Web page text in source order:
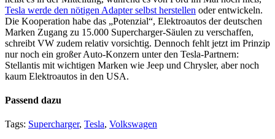
Tesla werde den nötigen Adapter selbst herstellen oder entwickeln.
Die Kooperation habe das „Potenzial“, Elektroautos der deutschen
Marken Zugang zu 15.000 Supercharger-Säulen zu verschaffen,
schreibt VW zudem relativ vorsichtig. Dennoch fehlt jetzt im Prinzip
nur noch ein großer Auto-Konzern unter den Tesla-Partnern:
Stellantis mit wichtigen Marken wie Jeep und Chrysler, aber noch
kaum Elektroautos in den USA.
Passend dazu
Tags: Supercharger, Tesla, Volkswagen